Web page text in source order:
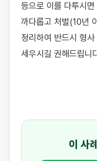
등으로 이를 다투시
까다롭고 처벌(10년
정리하여 반드시 형
세우시길 권해드립니
이 사